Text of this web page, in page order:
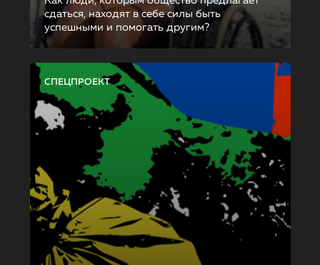
сдаться, находят в себе силы быть
успешными и помогать другим?
СПЕЦПРОЕКТ